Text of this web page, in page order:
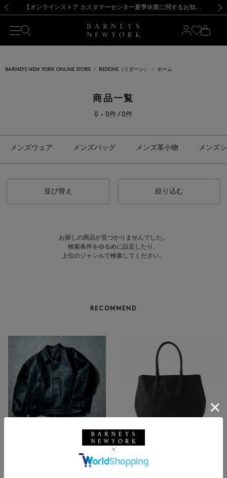
新規登録のお客様も対象！＜MY BARNEYS＞会員のお客様は11,000円（税込）以上のお買上げで常時送料無料！お買い物の際は会員登録を！
【夏季休業に伴う出荷一時停止のお知らせ】(2026.8.7) 【オンラインストア カスタマーセンター夏季休業に関するお知らせ】（2026.8.7）
【夏季休業に伴う返品・交換承り一時停止のお知らせ】（2026.8.5）
熊本県を中心とした地震の影響によるお荷物のお届けについて
【開催中】SUMMER SALEのご案内・ご注意事項 新規登録のお客様も対象！＜MY BARNEYS＞会員のお客様は11,000円（税込）以上のお買上げで常時送料無料！お買い物の際は会員登録を！
【夏季休業に伴う出荷一時停止のお知らせ】(2026.8.7)
BARNEYS NEW YORK ONLINE STORE REDONE（リダーン） ホーム
商品一覧
0 - 0件 / 0件
メンズウェア メンズバッグ メンズ革小物 メンズ
並び替え 絞り込む
お探しの商品が見つかりませんでした。
検索条件をゆるめに設定したり、
上位のジャンルで検索してください。
RECOMMEND
BARNEYS NEW YORK by ANC
BARNEYS NEW YORK
¥47,300